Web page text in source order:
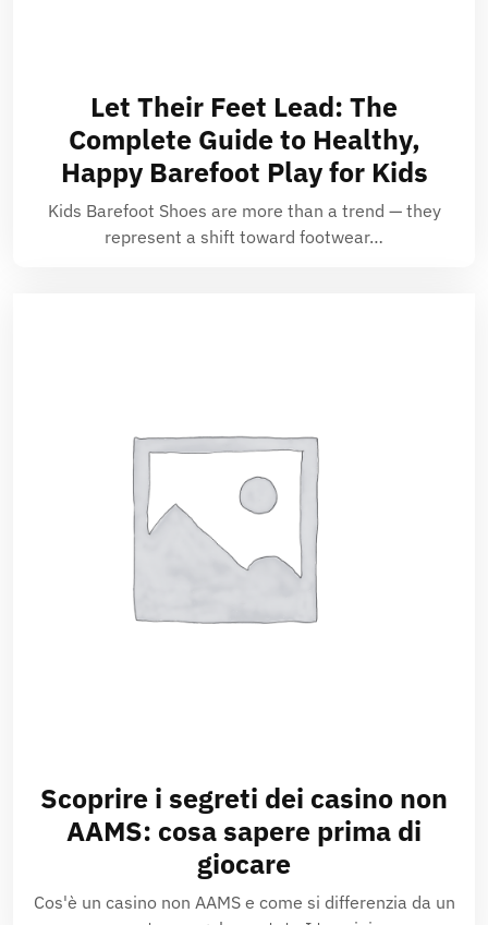
Let Their Feet Lead: The
Complete Guide to Healthy,
Happy Barefoot Play for Kids
Kids Barefoot Shoes are more than a trend — they
represent a shift toward footwear…
Scoprire i segreti dei casino non
AAMS: cosa sapere prima di
giocare
Cos'è un casino non AAMS e come si differenzia da un